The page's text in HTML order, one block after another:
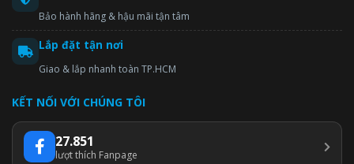
Bảo hành hãng & hậu mãi tận tâm
Lắp đặt tận nơi
Giao & lắp nhanh toàn TP.HCM
KẾT NỐI VỚI CHÚNG TÔI
27.851
lượt thích Fanpage